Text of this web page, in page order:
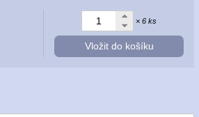
× 6 ks
Vložit do košíku